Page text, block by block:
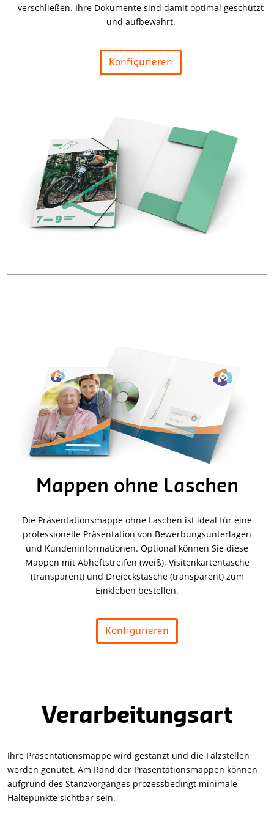
verschließen. Ihre Dokumente sind damit optimal geschützt
und aufbewahrt.
Konfigurieren
Mappen ohne Laschen
Die Präsentationsmappe ohne Laschen ist ideal für eine
professionelle Präsentation von Bewerbungsunterlagen
und Kundeninformationen. Optional können Sie diese
Mappen mit Abheftstreifen (weiß), Visitenkartentasche
(transparent) und Dreieckstasche (transparent) zum
Einkleben bestellen.
Konfigurieren
Verarbeitungsart
Ihre Präsentationsmappe wird gestanzt und die Falzstellen
werden genutet. Am Rand der Präsentationsmappen können
aufgrund des Stanzvorganges prozessbedingt minimale
Haltepunkte sichtbar sein.